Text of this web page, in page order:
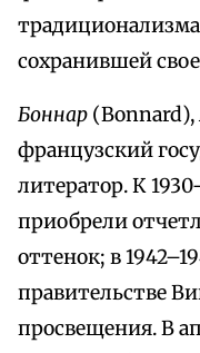
сохранившей
Боннар (Bonnard),
французский
литератор. К
приобрели
оттенок; в
правительстве
просвещения. В